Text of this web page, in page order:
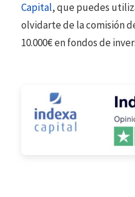
Capital, que puedes
olvidarte de la comisión
10.000€ en fondos de